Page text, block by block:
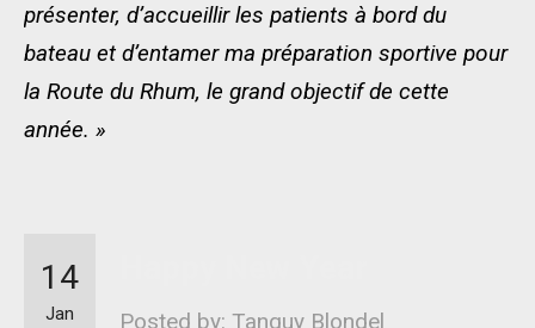
présenter, d’accueillir les patients à bord du
bateau et d’entamer ma préparation sportive pour
la Route du Rhum, le grand objectif de cette
année. »
Posted by: Tanguy Blondel
14
Jan